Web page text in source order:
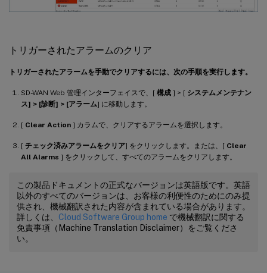
トリガーされたアラームのクリア
トリガーされたアラームを手動でクリアするには、次の手順を実行します。
SD-WAN Web 管理インターフェイスで、[ 構成 ] > [ システムメンテナン
ス] > [診断] > [アラーム] に移動します。
[ Clear Action ] カラムで、クリアするアラームを選択します。
[ チェック済みアラームをクリア] をクリックします。または、[ Clear
All Alarms ] をクリックして、すべてのアラームをクリアします。
この製品ドキュメントの正式なバージョンは英語版です。英語
以外のすべてのバージョンは、お客様の利便性のためにのみ提
供され、機械翻訳された内容が含まれている場合があります。
詳しくは、 Cloud Software Group home で機械翻訳に関する
免責事項（Machine Translation Disclaimer）をご覧くださ
い。